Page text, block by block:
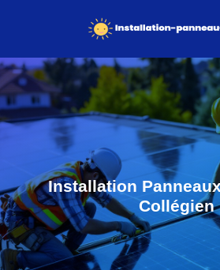
Installation
Collégien